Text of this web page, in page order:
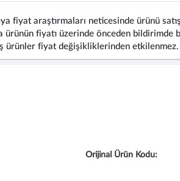
araştırmaları neticesinde ürünü
fiyatı üzerinde önceden bildirimde
ürünler fiyat değişikliklerinden etkilenmez.
Orijinal Ürün Kodu: